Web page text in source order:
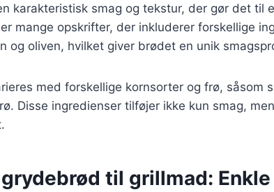
karakteristisk smag og tekstur, der gør det til
mange opskrifter, der inkluderer forskellige
og oliven, hvilket giver brødet en unik
med forskellige kornsorter og frø, såsom
Disse ingredienser tilføjer ikke kun smag,
til grillmad: